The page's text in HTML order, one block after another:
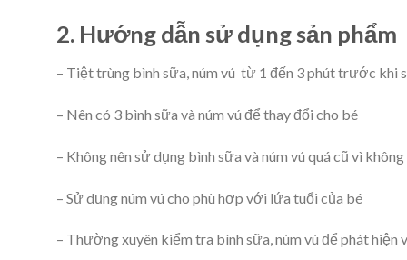
2. Hướng dẫn sử dụng sản phẩm
– Tiệt trùng bình sữa, núm vú từ 1 đến 3 phút trước khi
– Nên có 3 bình sữa và núm vú để thay đổi cho bé
– Không nên sử dụng bình sữa và núm vú quá cũ vì
– Sử dụng núm vú cho phù hợp với lứa tuổi của bé
– Thường xuyên kiểm tra bình sữa, núm vú để phát